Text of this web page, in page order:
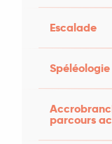
Escalade
Spéléologie
parcours